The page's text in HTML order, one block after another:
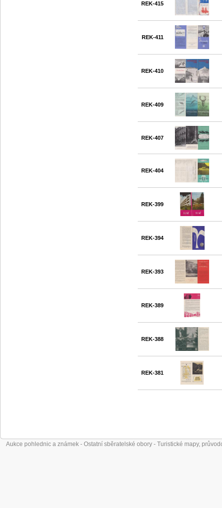
REK-415
REK-411
REK-410
REK-409
REK-407
REK-404
REK-399
REK-394
REK-393
REK-389
REK-388
REK-381
Aukce pohlednic a známek - Ostatní sběratelské obory - Turistické mapy,